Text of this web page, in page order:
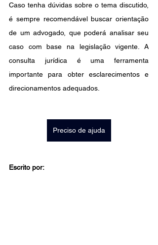
Caso tenha dúvidas sobre o tema discutido,
é sempre recomendável buscar orientação
de um advogado, que poderá analisar seu
caso com base na legislação vigente. A
consulta jurídica é uma ferramenta
importante para obter esclarecimentos e
direcionamentos adequados.
Preciso de ajuda
Escrito por: